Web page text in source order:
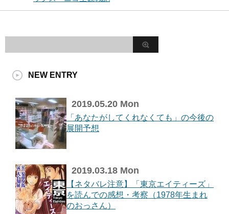
NEW ENTRY
2019.05.20 Mon
「あなたがしてくれなくても」の今後の
展開予想
2019.03.18 Mon
【ネタバレ注意】「東京エイティーズ」
を読んでの感想・考察（1978年生まれ
のおっさん）